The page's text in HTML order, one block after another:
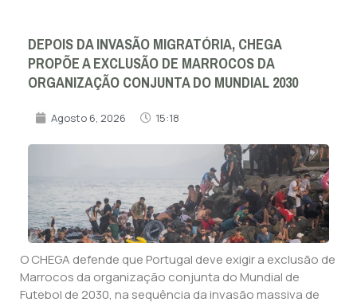
DEPOIS DA INVASÃO MIGRATÓRIA, CHEGA
PROPÕE A EXCLUSÃO DE MARROCOS DA
ORGANIZAÇÃO CONJUNTA DO MUNDIAL 2030
Agosto 6, 2026 15:18
O CHEGA defende que Portugal deve exigir a exclusão de
Marrocos da organização conjunta do Mundial de
Futebol de 2030, na sequência da invasão massiva de